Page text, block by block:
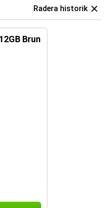
Radera historik
Brun